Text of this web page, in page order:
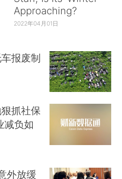
Approaching?
2022年04月01日
报废制
狠抓社保
减负如
外放缓